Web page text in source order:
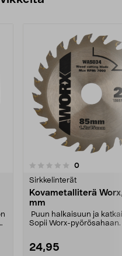
0arvostelut
Sirkkelinterät
Kovametalliterä
mm
Puun halkaisuun ja
Sopii Worx-pyörösahaan.
24,95
0.0 viidestä